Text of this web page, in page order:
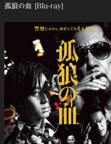
孤狼の血 [Blu-ray]